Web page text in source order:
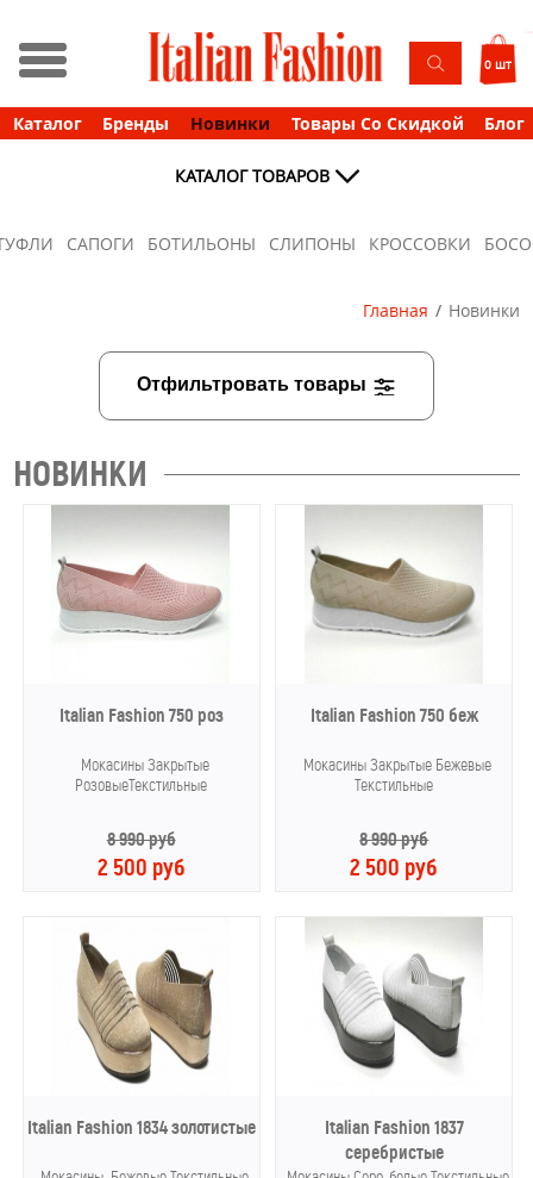
Каталог Бренды Новинки Товары Со Скидкой Блог
0 шт
КАТАЛОГ ТОВАРОВ
САПОГИ БОТИЛЬОНЫ СЛИПОНЫ КРОССОВКИ
Главная Новинки
Отфильтровать товары
НОВИНКИ
Italian Fashion 750 роз
Мокасины Закрытые
РозовыеТекстильные
8 990 руб
2 500 руб
Italian Fashion 750 беж
Мокасины Закрытые Бежевые
Текстильные
8 990 руб
2 500 руб
Italian Fashion 1834 золотистые
Italian Fashion 1837
серебристые